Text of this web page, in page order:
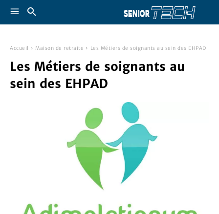
Accueil Maison de retraite Les Métiers de soignants au sein des EHPAD
Les Métiers de soignants au
sein des EHPAD